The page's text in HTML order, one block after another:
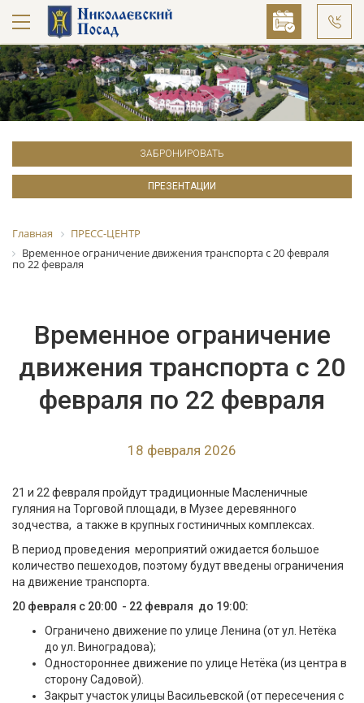
ЗАБРОНИРОВАТЬ
ПРЕЗЕНТАЦИИ
Главная
ПРЕСС-ЦЕНТР
Временное ограничение движения транспорта с 20 февраля
по 22 февраля
Временное ограничение
движения транспорта с 20
февраля по 22 февраля
18 февраля 2026
21 и 22 февраля пройдут традиционные Масленичные
гуляния на Торговой площади, в Музее деревянного
зодчества, а также в крупных гостиничных комплексах.
В период проведения мероприятий ожидается большое
количество пешеходов, поэтому будут введены ограничения
на движение транспорта.
20 февраля с 20:00 - 22 февраля до 19:00:
Ограничено движение по улице Ленина (от ул. Нетёка
до ул. Виноградова);
Одностороннее движение по улице Нетёка (из центра в
сторону Садовой).
Закрыт участок улицы Васильевской (от пересечения с